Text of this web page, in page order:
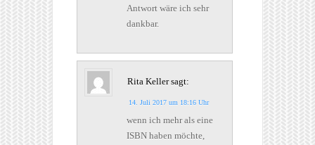
Antwort wäre ich sehr
dankbar.
Rita Keller sagt:
14. Juli 2017 um 18:16 Uhr
wenn ich mehr als eine
ISBN haben möchte,